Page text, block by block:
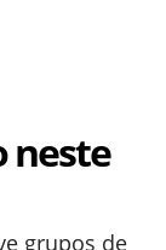
neste
grupos de